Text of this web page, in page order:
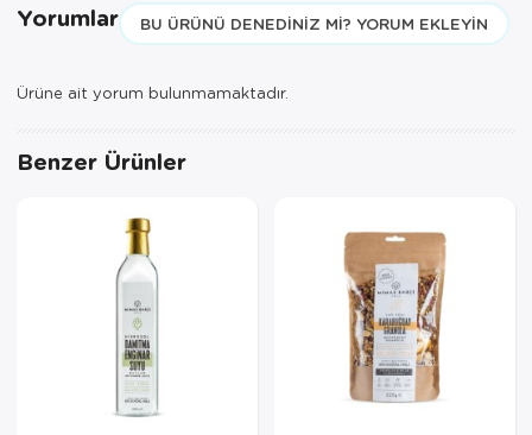
Yorumlar BU ÜRÜNÜ DENEDINIZ MI? YORUM EKLEYIN
Ürüne ait yorum bulunmamaktadır.
Benzer Ürünler